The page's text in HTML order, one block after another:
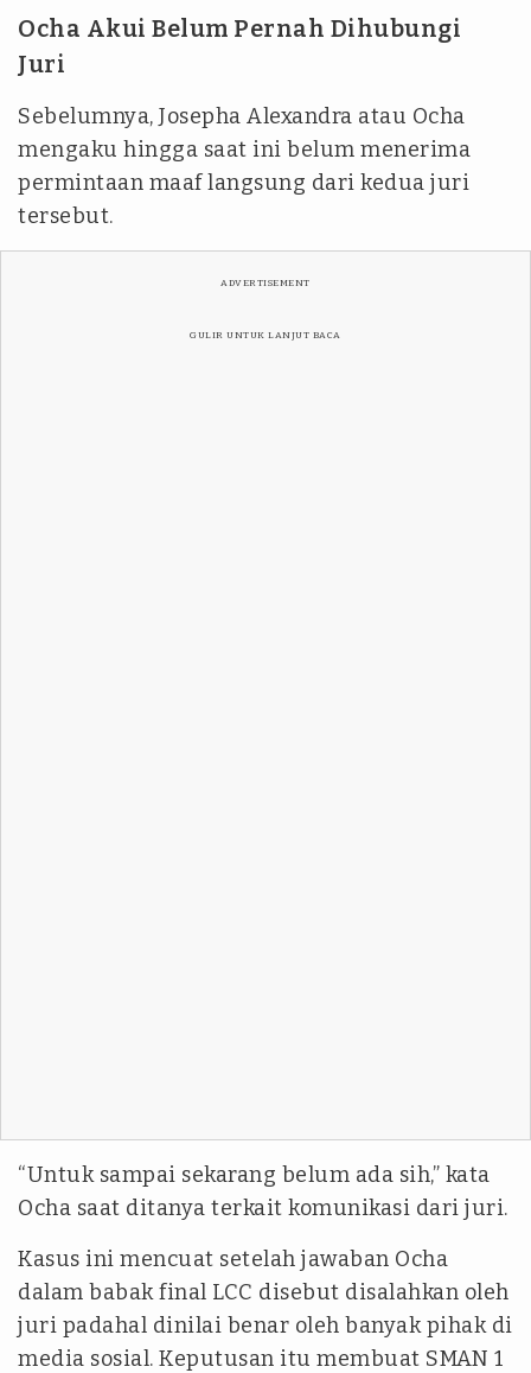
Ocha Akui Belum Pernah Dihubungi
Juri
Sebelumnya, Josepha Alexandra atau Ocha
mengaku hingga saat ini belum menerima
permintaan maaf langsung dari kedua juri
tersebut.
ADVERTISEMENT
GULIR UNTUK LANJUT BACA
“Untuk sampai sekarang belum ada sih,” kata
Ocha saat ditanya terkait komunikasi dari juri.
Kasus ini mencuat setelah jawaban Ocha
dalam babak final LCC disebut disalahkan oleh
juri padahal dinilai benar oleh banyak pihak di
media sosial. Keputusan itu membuat SMAN 1